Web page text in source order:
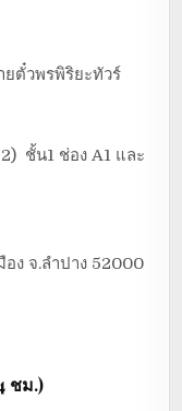
ตั๋วพรพิริยะทัวร์
ชั้น1 ช่อง A1 และ
อง จ.ลำปาง 52000
ชม.)